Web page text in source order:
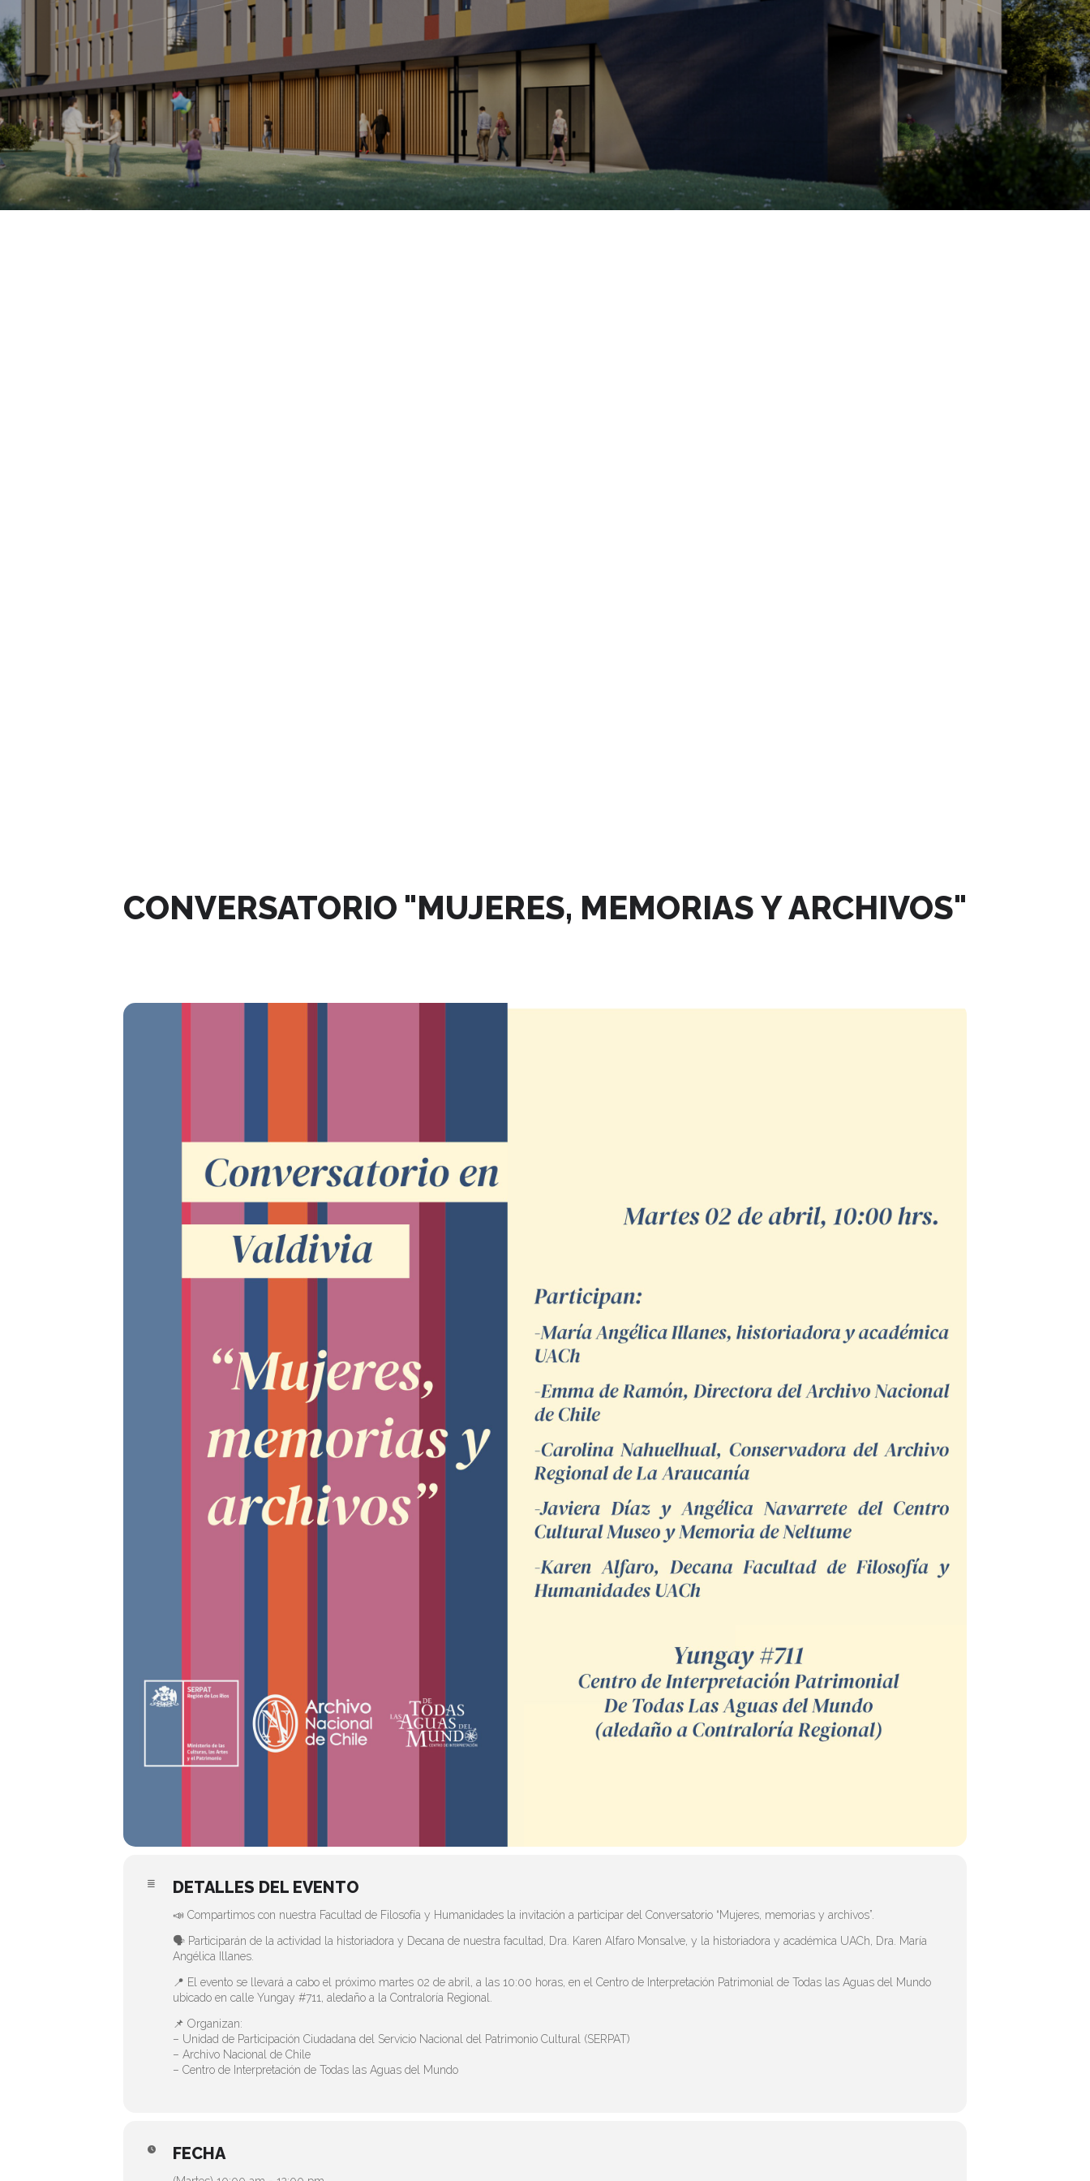
CONVERSATORIO "MUJERES, MEMORIAS Y ARCHIVOS"
DETALLES DEL EVENTO
📣 Compartimos con nuestra Facultad de Filosofía y Humanidades la invitación a participar del Conversatorio “Mujeres, memorias y archivos”.
🗣️ Participarán de la actividad la historiadora y Decana de nuestra facultad, Dra. Karen Alfaro Monsalve, y la historiadora y académica UACh, Dra. María
Angélica Illanes.
📍 El evento se llevará a cabo el próximo martes 02 de abril, a las 10:00 horas, en el Centro de Interpretación Patrimonial de Todas las Aguas del Mundo
ubicado en calle Yungay #711 , aledaño a la Contraloría Regional.
📌 Organizan:
– Unidad de Participación Ciudadana del Servicio Nacional del Patrimonio Cultural (SERPAT)
– Archivo Nacional de Chile
– Centro de Interpretación de Todas las Aguas del Mundo
FECHA